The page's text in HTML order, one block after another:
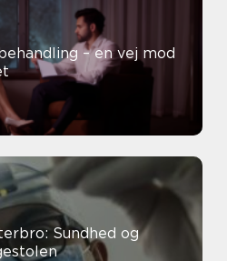
– en vej mod
Sundhed og